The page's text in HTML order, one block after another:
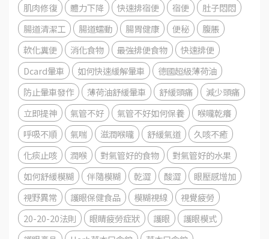
肌肉修復 體力下降 快速排宿便 宿便
肚子悶悶
腸道清潔工
腸道蠕動 腸胃健康 便秘
腹脹
軟化糞便
消化食物 最強排便食物
快速排便
Dcard暈車
如何快速緩解暈車
德國超級薄荷油
防止暈車發作
薄荷油舒緩暈車 舒緩頭痛
減少頭痛
立即提神
氣管不好 氣管不好如何保養
喉嚨乾癢
呼吸不順
氣喘 滋潤喉嚨 舒緩氣道
久咳不癒
化痰止咳
潤喉 對氣管好的食物
對氣管好的水果
如何舒緩模糊
伴隨模糊 乾澀 酸澀
眼壓感增加
視野異常
護眼保健食品 模糊視線
視覺疲勞
20-20-20法則
眼睛疲勞症狀 護眼
護眼模式